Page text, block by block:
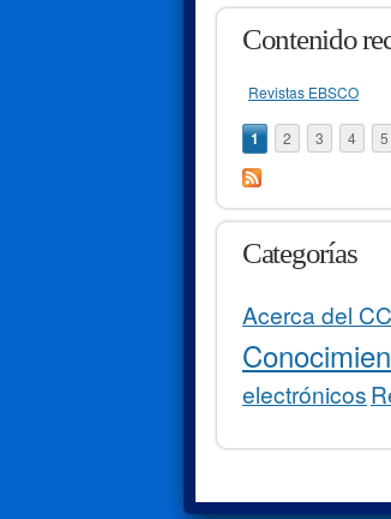
Contenido
Revistas EBSCO
Páginas
1 2 3 4 5
Categorías
Acerca del CC
electrónicos